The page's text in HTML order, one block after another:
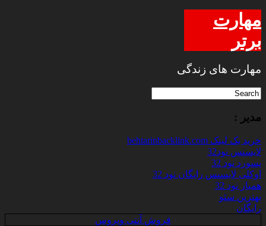
مهارت
برتر
مهارت های زندگی
مدیر :
خرید بک لینک behtarinbacklink.com
لایسنس نود32
پسورد نود 32
اوکلی لایسنس رایگان نود 32
همیار نود 32
بهترین سئو
رایگان
فروش آنتی ویروس